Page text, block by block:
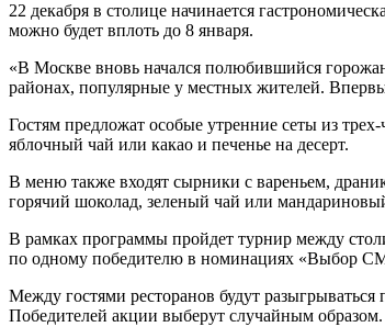
22 декабря в столице начинается
можно будет вплоть до 8 января.
«В Москве вновь начался полюбившийся
районах, популярные у местных жителей.
Гостям предложат особые утренние сеты из
яблочный чай или какао и печенье на десерт.
В меню также входят сырники с вареньем,
горячий шоколад, зеленый чай или
В рамках программы пройдет турнир между
по одному победителю в номинациях «Выбор
Между гостями ресторанов будут
Победителей акции выберут случайным образом.